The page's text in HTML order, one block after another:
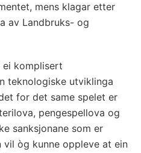
mens klagar etter
av Landbruks- og
ei komplisert
teknologiske utviklinga
for det same spelet er
pengespellova og
sanksjonane som er
vil òg kunne oppleve at ein